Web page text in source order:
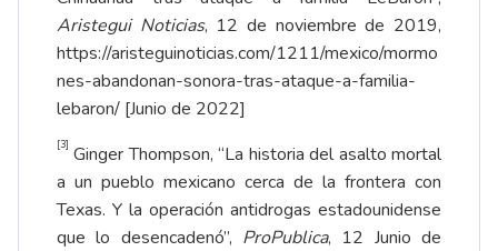
Aristegui Noticias, 12 de noviembre de 2019,
https://aristeguinoticias.com/1211/mexico/mormo
nes-abandonan-sonora-tras-ataque-a-familia-
lebaron/ [Junio de 2022]
[3] Ginger Thompson, “La historia del asalto mortal
a un pueblo mexicano cerca de la frontera con
Texas. Y la operación antidrogas estadounidense
que lo desencadenó”, ProPublica, 12 Junio de